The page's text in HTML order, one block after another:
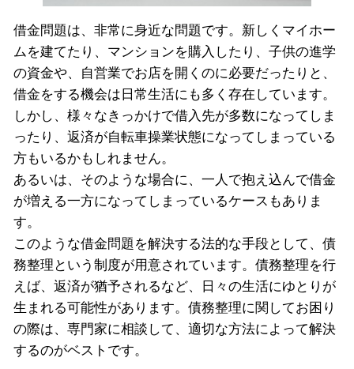
借金問題は、非常に身近な問題です。新しくマイホー
ムを建てたり、マンションを購入したり、子供の進学
の資金や、自営業でお店を開くのに必要だったりと、
借金をする機会は日常生活にも多く存在しています。
しかし、様々なきっかけで借入先が多数になってしま
ったり、返済が自転車操業状態になってしまっている
方もいるかもしれません。
あるいは、そのような場合に、一人で抱え込んで借金
が増える一方になってしまっているケースもありま
す。
このような借金問題を解決する法的な手段として、債
務整理という制度が用意されています。債務整理を行
えば、返済が猶予されるなど、日々の生活にゆとりが
生まれる可能性があります。債務整理に関してお困り
の際は、専門家に相談して、適切な方法によって解決
するのがベストです。